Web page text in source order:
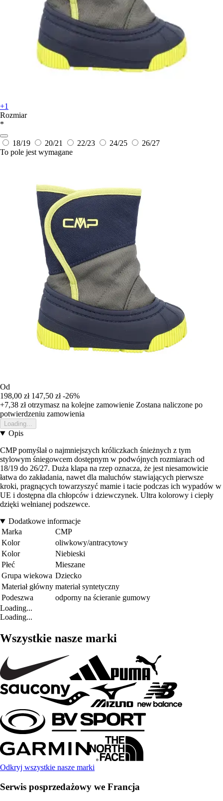
+1
Rozmiar
*
18/19 20/21 22/23 24/25
26/27
To pole jest wymagane
Od
198,00 zł 147,50 zł -26%
+7,38 złotrzymasz na kolejne zamowienie Zostana naliczone po
potwierdzeniu zamowienia
Loading...
Opis
CMP pomyślał o najmniejszych króliczkach śnieżnych z tym
stylowym śniegowcem dostępnym w podwójnych rozmiarach od
18/19 do 26/27. Duża klapa na rzep oznacza, że jest niesamowicie
łatwa do zakładania, nawet dla maluchów stawiających pierwsze
kroki, pragnących towarzyszyć mamie i tacie podczas ich wypadów w
UE i dostępna dla chłopców i dziewczynek. Ultra kolorowy i ciepły
dzięki wełnianej podszewce.
Dodatkowe informacje
Marka
CMP
Kolor
oliwkowy/antracytowy
Kolor
Niebieski
Płeć
Mieszane
Grupa wiekowa Dziecko
Materiał główny materiał syntetyczny
Podeszwa
odporny na ścieranie gumowy
Loading...
Loading...
Wszystkie nasze marki
Odkryj wszystkie nasze marki
Serwis posprzedażowy we Francja